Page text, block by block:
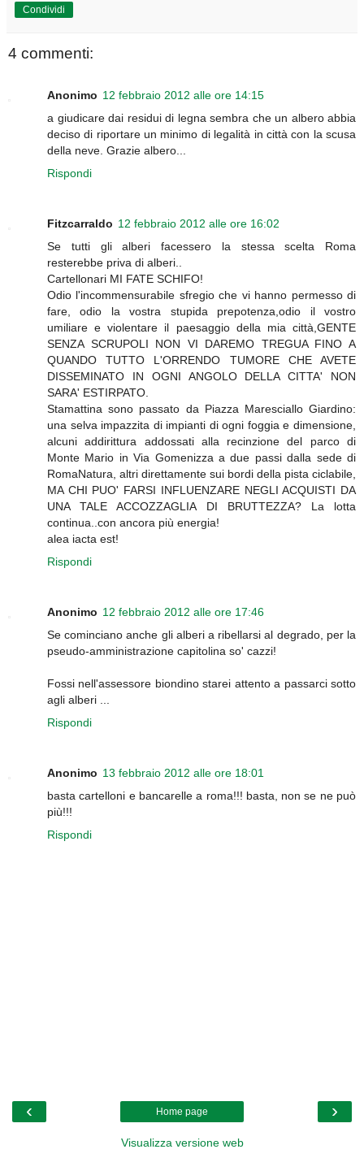
Condividi
4 commenti:
Anonimo 12 febbraio 2012 alle ore 14:15
a giudicare dai residui di legna sembra che un albero abbia
deciso di riportare un minimo di legalità in città con la scusa
della neve. Grazie albero...
Rispondi
Fitzcarraldo 12 febbraio 2012 alle ore 16:02
Se tutti gli alberi facessero la stessa scelta Roma
resterebbe priva di alberi..
Cartellonari MI FATE SCHIFO!
Odio l'incommensurabile sfregio che vi hanno permesso di
fare, odio la vostra stupida prepotenza,odio il vostro
umiliare e violentare il paesaggio della mia città,GENTE
SENZA SCRUPOLI NON VI DAREMO TREGUA FINO A
QUANDO TUTTO L'ORRENDO TUMORE CHE AVETE
DISSEMINATO IN OGNI ANGOLO DELLA CITTA' NON
SARA' ESTIRPATO.
Stamattina sono passato da Piazza Maresciallo Giardino:
una selva impazzita di impianti di ogni foggia e dimensione,
alcuni addirittura addossati alla recinzione del parco di
Monte Mario in Via Gomenizza a due passi dalla sede di
RomaNatura, altri direttamente sui bordi della pista ciclabile,
MA CHI PUO' FARSI INFLUENZARE NEGLI ACQUISTI DA
UNA TALE ACCOZZAGLIA DI BRUTTEZZA? La lotta
continua..con ancora più energia!
alea iacta est!
Rispondi
Anonimo 12 febbraio 2012 alle ore 17:46
Se cominciano anche gli alberi a ribellarsi al degrado, per la
pseudo-amministrazione capitolina so' cazzi!
Fossi nell'assessore biondino starei attento a passarci sotto
agli alberi ...
Rispondi
Anonimo 13 febbraio 2012 alle ore 18:01
basta cartelloni e bancarelle a roma!!! basta, non se ne può
più!!!
Rispondi
‹ ›
Home page
Visualizza versione web